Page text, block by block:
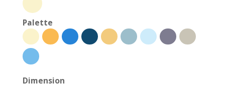
Palette
Dimension